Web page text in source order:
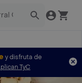
y disfruta de
TyC